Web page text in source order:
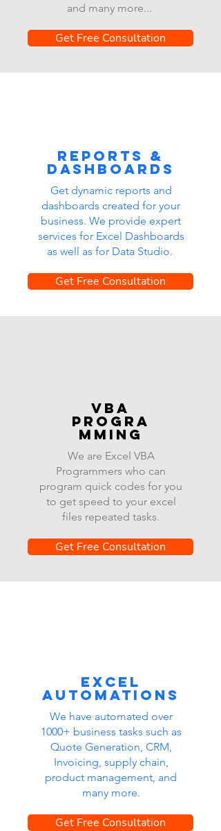
and many more...
Get Free Consultation
Reports &
dashboards
Get dynamic reports and
dashboards created for your
business. We provide expert
services for Excel Dashboards
as well as for Data Studio.
Get Free Consultation
VBA
progra
mming
We are Excel VBA
Programmers who can
program quick codes for you
to get speed to your excel
files repeated tasks.
Get Free Consultation
Excel
automations
We have automated over
1000+ business tasks such as
Quote Generation, CRM,
Invoicing, supply chain,
product management, and
many more.
Get Free Consultation